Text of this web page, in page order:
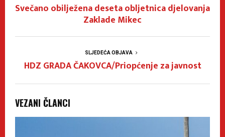
Svečano obilježena deseta obljetnica djelovanja
Zaklade Mikec
SLJEDEĆA OBJAVA
HDZ GRADA ČAKOVCA/Priopćenje za javnost
VEZANI ČLANCI